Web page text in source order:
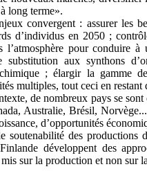
long terme».
convergent : assurer les
d’individus en 2050 ;
l’atmosphère pour conduire
substitution aux synthons
; élargir la gamme
multiples, tout ceci en restant
de nombreux pays se
Australie, Brésil,
d’opportunités
soutenabilité des productions
développent des
mis sur la production et non sur